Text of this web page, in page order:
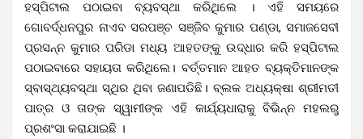
ହସ୍ପିଟାଲ ପଠାଇବା ବ୍ୟବସ୍ଥା କରିଥିଲେ । ଏହି ସମୟରେ
ଗୋବର୍ଦ୍ଧନପୁର ନାଏବ ସରପଞ୍ଚ ସଞ୍ଜିବ କୁମାର ପଣ୍ଡା, ସମାଜସେବୀ
ପ୍ରସନ୍ନ କୁମାର ପରିଡା ମଧ୍ୟ ଆହତଙ୍କୁ ଉଦ୍ଧାର କରି ହସ୍ପିଟାଲ
ପଠାଇବାରେ ସହାୟତା କରିଥିଲେ। ବର୍ତ୍ତମାନ ଆହତ ବ୍ୟକ୍ତିମାନଙ୍କ
ସ୍ବାସ୍ଥ୍ୟବସ୍ଥା ସ୍ଥିର ଥିବା ଜଣାପଡିଛି। ବ୍ଲକ ଅଧ୍ୟକ୍ଷା ଶ୍ରୀମତୀ
ପାତ୍ର ଓ ତାଙ୍କ ସ୍ୱାମୀଙ୍କ ଏହି କାର୍ଯ୍ୟଧାରାକୁ ବିଭିନ୍ନ ମହଲରୁ
ପ୍ରଶଂସା କରାଯାଇଛି ।